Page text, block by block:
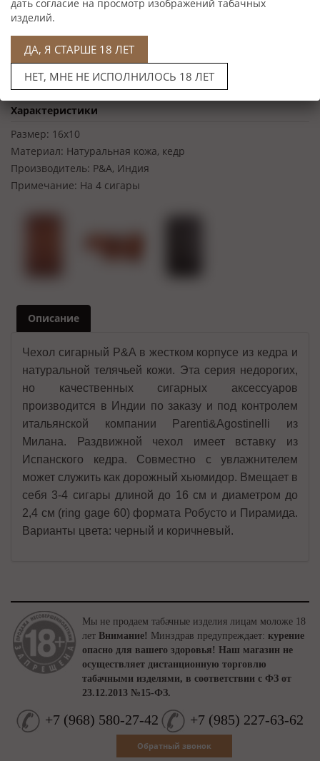
Артикул: S202-Black
Чёрный
Характеристики
Размер: 16х10
Материал: Натуральная кожа, кедр
Производитель: P&A, Индия
Примечание: На 4 сигары
Описание
Чехол сигарный P&A в жестком корпусе из кедра и
натуральной телячьей кожи. Эта серия недорогих,
но качественных сигарных аксессуаров
производится в Индии по заказу и под контролем
итальянской компании Parenti&Agostinelli из
Милана. Раздвижной чехол имеет вставку из
Испанского кедра. Совместно с увлажнителем
может служить как дорожный хьюмидор. Вмещает в
себя 3-4 сигары длиной до 16 см и диаметром до
2,4 см (ring gage 60) формата Робусто и Пирамида.
Варианты цвета: черный и коричневый.
Мы не продаем табачные изделия лицам моложе 18
лет Внимание! Минздрав предупреждает: курение
опасно для вашего здоровья! Наш магазин не
осуществляет дистанционную торговлю
табачными изделями, в соответствии с ФЗ от
23.12.2013 №15-ФЗ.
+7 (968) 580-27-42 +7 (985) 227-63-62
Обратный звонок
дать согласие на просмотр изображений табачных
изделий.
ДА, Я СТАРШЕ 18 ЛЕТ
НЕТ, МНЕ НЕ ИСПОЛНИЛОСЬ 18 ЛЕТ